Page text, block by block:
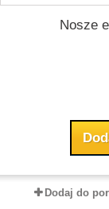
Nosze
Dodaj do